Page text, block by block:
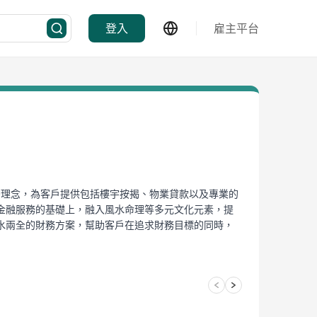
登入 雇主平台
念，為客戶提供包括樓宇按揭、物業貸款以及專業的
服務的基礎上，融入風水命理等多元文化元素，提
全的財務方案，幫助客戶在追求財務目標的同時，